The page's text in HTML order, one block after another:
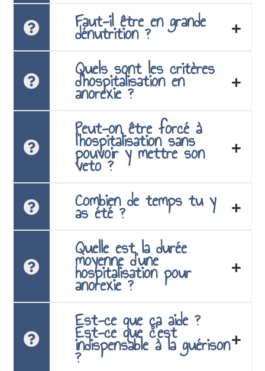
Faut-il être en grande
dénutrition ?
Quels sont les critères
d'hospitalisation en
anorexie ?
Peut-on être forcé à
l’hospitalisation sans
pouvoir y mettre son
veto ?
Combien de temps tu y
as été ?
Quelle est la durée
moyenne d’une
hospitalisation pour
anorexie ?
Est-ce que ça aide ?
Est-ce que c’est
indispensable à la guérison
?